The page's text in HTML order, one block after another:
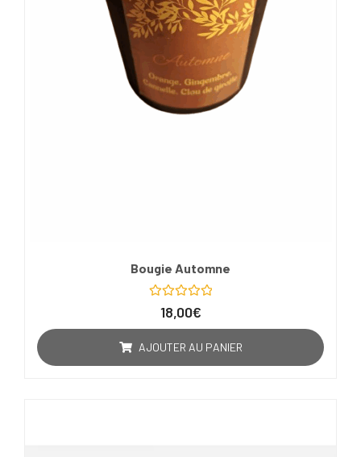
Bougie Automne
Note
sur
5
18,00€
AJOUTER AU PANIER